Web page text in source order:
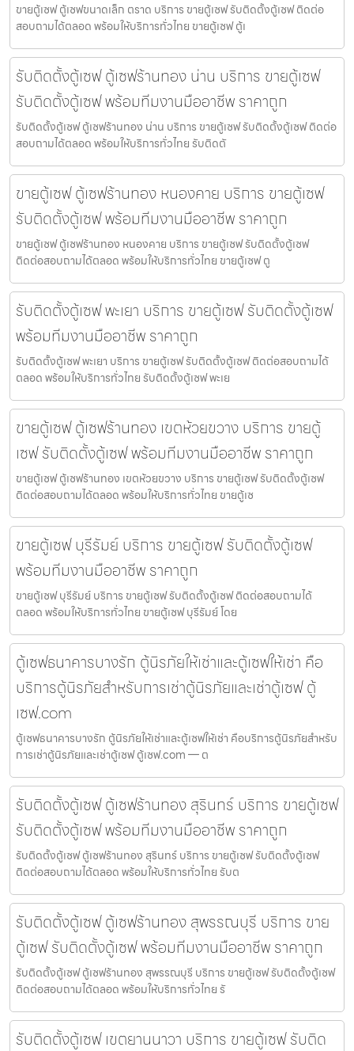
ขายตู้เซฟ ตู้เซฟขนาดเล็ก ตราด บริการ ขายตู้เซฟ รับติดตั้งตู้เซฟ ติดต่อ
สอบถามได้ตลอด พร้อมให้บริการทั่วไทย ขายตู้เซฟ ตู้เ
รับติดตั้งตู้เซฟ ตู้เซฟร้านทอง น่าน บริการ ขายตู้เซฟ
รับติดตั้งตู้เซฟ พร้อมทีมงานมืออาชีพ ราคาถูก
รับติดตั้งตู้เซฟ ตู้เซฟร้านทอง น่าน บริการ ขายตู้เซฟ รับติดตั้งตู้เซฟ ติดต่อ
สอบถามได้ตลอด พร้อมให้บริการทั่วไทย รับติดตั
ขายตู้เซฟ ตู้เซฟร้านทอง หนองคาย บริการ ขายตู้เซฟ
รับติดตั้งตู้เซฟ พร้อมทีมงานมืออาชีพ ราคาถูก
ขายตู้เซฟ ตู้เซฟร้านทอง หนองคาย บริการ ขายตู้เซฟ รับติดตั้งตู้เซฟ
ติดต่อสอบถามได้ตลอด พร้อมให้บริการทั่วไทย ขายตู้เซฟ ตู
รับติดตั้งตู้เซฟ พะเยา บริการ ขายตู้เซฟ รับติดตั้งตู้เซฟ
พร้อมทีมงานมืออาชีพ ราคาถูก
รับติดตั้งตู้เซฟ พะเยา บริการ ขายตู้เซฟ รับติดตั้งตู้เซฟ ติดต่อสอบถามได้
ตลอด พร้อมให้บริการทั่วไทย รับติดตั้งตู้เซฟ พะเย
ขายตู้เซฟ ตู้เซฟร้านทอง เขตห้วยขวาง บริการ ขายตู้
เซฟ รับติดตั้งตู้เซฟ พร้อมทีมงานมืออาชีพ ราคาถูก
ขายตู้เซฟ ตู้เซฟร้านทอง เขตห้วยขวาง บริการ ขายตู้เซฟ รับติดตั้งตู้เซฟ
ติดต่อสอบถามได้ตลอด พร้อมให้บริการทั่วไทย ขายตู้เซ
ขายตู้เซฟ บุรีรัมย์ บริการ ขายตู้เซฟ รับติดตั้งตู้เซฟ
พร้อมทีมงานมืออาชีพ ราคาถูก
ขายตู้เซฟ บุรีรัมย์ บริการ ขายตู้เซฟ รับติดตั้งตู้เซฟ ติดต่อสอบถามได้
ตลอด พร้อมให้บริการทั่วไทย ขายตู้เซฟ บุรีรัมย์ โดย
ตู้เซฟธนาคารบางรัก ตู้นิรภัยให้เช่าและตู้เซฟให้เช่า คือ
บริการตู้นิรภัยสำหรับการเช่าตู้นิรภัยและเช่าตู้เซฟ ตู้
เซฟ.com
ตู้เซฟธนาคารบางรัก ตู้นิรภัยให้เช่าและตู้เซฟให้เช่า คือบริการตู้นิรภัยสำหรับ
การเช่าตู้นิรภัยและเช่าตู้เซฟ ตู้เซฟ.com — ต
รับติดตั้งตู้เซฟ ตู้เซฟร้านทอง สุรินทร์ บริการ ขายตู้เซฟ
รับติดตั้งตู้เซฟ พร้อมทีมงานมืออาชีพ ราคาถูก
รับติดตั้งตู้เซฟ ตู้เซฟร้านทอง สุรินทร์ บริการ ขายตู้เซฟ รับติดตั้งตู้เซฟ
ติดต่อสอบถามได้ตลอด พร้อมให้บริการทั่วไทย รับต
รับติดตั้งตู้เซฟ ตู้เซฟร้านทอง สุพรรณบุรี บริการ ขาย
ตู้เซฟ รับติดตั้งตู้เซฟ พร้อมทีมงานมืออาชีพ ราคาถูก
รับติดตั้งตู้เซฟ ตู้เซฟร้านทอง สุพรรณบุรี บริการ ขายตู้เซฟ รับติดตั้งตู้เซฟ
ติดต่อสอบถามได้ตลอด พร้อมให้บริการทั่วไทย รั
รับติดตั้งตู้เซฟ เขตยานนาวา บริการ ขายตู้เซฟ รับติด